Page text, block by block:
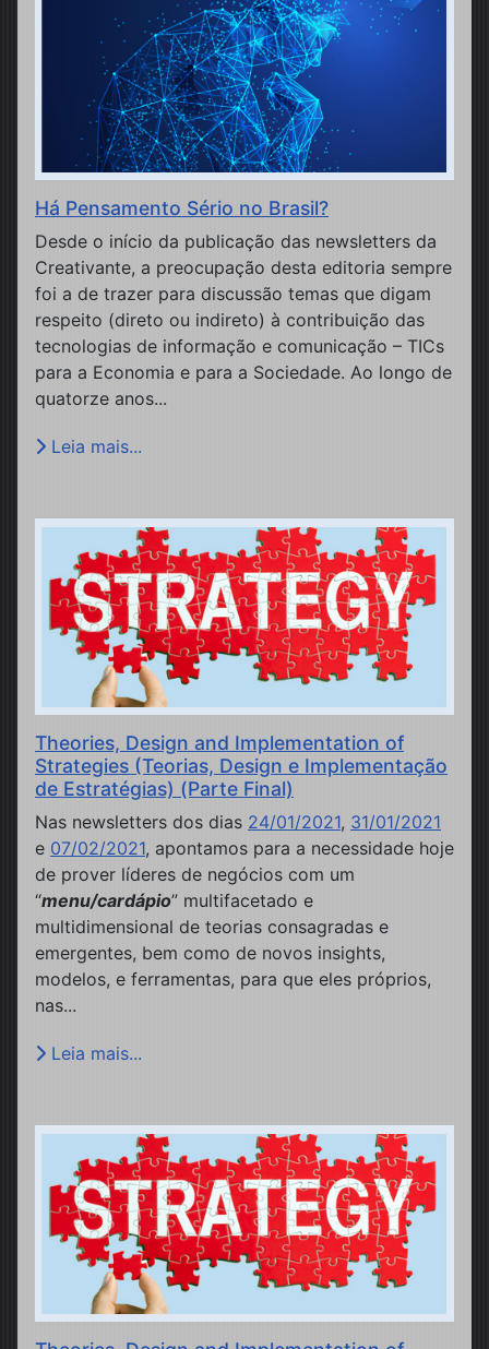
Há Pensamento Sério no Brasil?
Desde o início da publicação das newsletters da
Creativante, a preocupação desta editoria sempre
foi a de trazer para discussão temas que digam
respeito (direto ou indireto) à contribuição das
tecnologias de informação e comunicação – TICs
para a Economia e para a Sociedade. Ao longo de
quatorze anos...
Leia mais...
Theories, Design and Implementation of
Strategies (Teorias, Design e Implementação
de Estratégias) (Parte Final)
Nas newsletters dos dias 24/01/2021, 31/01/2021
e 07/02/2021, apontamos para a necessidade hoje
de prover líderes de negócios com um
“menu/cardápio” multifacetado e
multidimensional de teorias consagradas e
emergentes, bem como de novos insights,
modelos, e ferramentas, para que eles próprios,
nas...
Leia mais...